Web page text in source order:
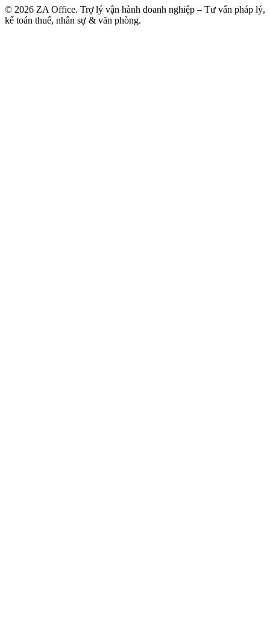
© 2026 ZA Office. Trợ lý vận hành doanh nghiệp – Tư vấn pháp lý,
kế toán thuế, nhân sự & văn phòng.